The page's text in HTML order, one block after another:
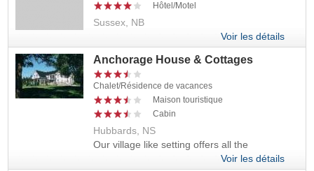
Hôtel/Motel
Sussex, NB
Voir les détails
Anchorage House & Cottages
Chalet/Résidence de vacances
Maison touristique
Cabin
Hubbards, NS
Our village like setting offers all the
Voir les détails